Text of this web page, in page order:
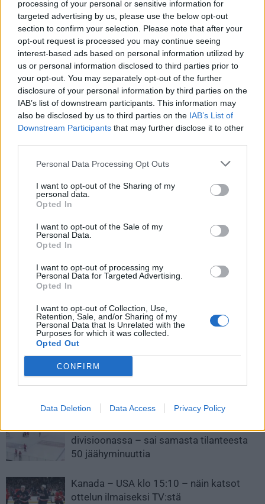
processing of your personal or sensitive information for
targeted advertising by us, please use the below opt-out
section to confirm your selection. Please note that after your
opt-out request is processed you may continue seeing
interest-based ads based on personal information utilized by
us or personal information disclosed to third parties prior to
your opt-out. You may separately opt-out of the further
disclosure of your personal information by third parties on the
IAB’s list of downstream participants. This information may
also be disclosed by us to third parties on the IAB’s List of
Downstream Participants that may further disclose it to other
Personal Data Processing Opt Outs
I want to opt-out of the Sharing of my
personal data.
Opted In
I want to opt-out of the Sale of my
Personal Data.
Opted In
I want to opt-out of processing my
Personal Data for Targeted Advertising.
Opted In
I want to opt-out of Collection, Use,
Retention, Sale, and/or Sharing of my
Personal Data that Is Unrelated with the
Purposes for which it was collected.
Opted Out
CONFIRM
Data Deletion Data Access Privacy Policy
Jos twiitti ei näy laitteellasi voit katsoa sen suoraanTwitteristä
Floridalle pisteet ovat tällä hetkellä elintärkeitä
pudotuspelipaikan kannalta. Eroa pudotuspeliviivaan tiukassa
idässä on vain yksi piste, mutta edellä on ohitettavia
joukkueita, joilla on jopa 3-4 ottelua vähemmän pelattuna
kuin pantterilaumalla.
Edellinen artikkeli
avojääpommin – joutui
vastaamaan taklauksestaan
tauon jälkeen – vuorenvarma
LIITTYVÄT ARTIKKELIT LISÄÄ TEKIJÄLTÄ
Leijonat julkisti ketjut Sveitsi-peliin –
Aleksander Barkov tekee paluun
divisioonassa – sai samasta tilanteesta
50 jäähyminuuttia
Kanada – USA klo 15:10 – näin katsot
ottelun ilmaiseksi TV:stä